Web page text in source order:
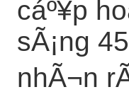
cáº¥p
sÃ¡ng
nhÃ¬n